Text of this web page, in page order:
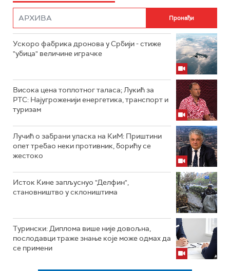
Ускоро фабрика дронова у Србији - стиже
"убица" величине играчке
Висока цена топлотног таласа; Лукић за
РТС: Најугроженији енергетика, транспорт и
туризам
Лучић о забрани уласка на КиМ: Приштини
опет требао неки противник, борићу се
жестоко
Исток Кине запљуснуо "Делфин",
становништво у склоништима
Турински: Диплома више није довољна,
послодавци траже знање које може одмах да
се примени